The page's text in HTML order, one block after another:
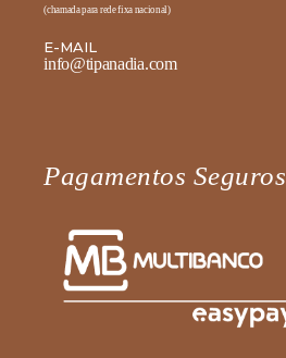
(chamada para rede fixa nacional)
E-MAIL
info@tipanadia.com
Pagamentos Seguros